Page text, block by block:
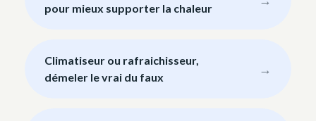
pour mieux supporter la chaleur
Climatiseur ou rafraichisseur,
démeler le vrai du faux